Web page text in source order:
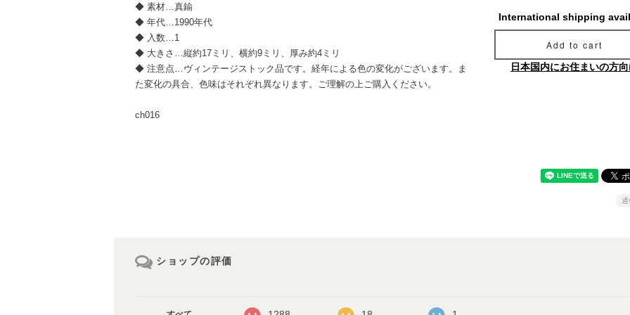
◆ 素材…真鍮
◆ 年代…1990年代
◆ 入数…1
◆ 大きさ…縦約17ミリ、横約9ミリ、厚み約4ミリ
◆ 注意点…ヴィンテージストック品です。経年による色の変化がございます。ま
た変化の具合、色味はそれぞれ異なります。ご理解の上ご購入ください。
ch016
International shipping
Add to cart
日本国内にお住まいの方
通
ショップの評価